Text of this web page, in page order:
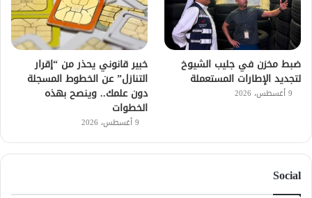
ضبط مخزن في جليب الشيوخ
لتجديد الإطارات المستعملة
9 أغسطس، 2026
خبير قانوني يحذر من “إقرار
التنازل” عن الخطوط المسجلة
دون علمك.. وينصح بهذه
الخطوات
9 أغسطس، 2026
Social